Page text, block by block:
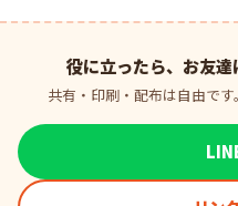
役に立ったら、お友
共有・印刷・配布は自由です